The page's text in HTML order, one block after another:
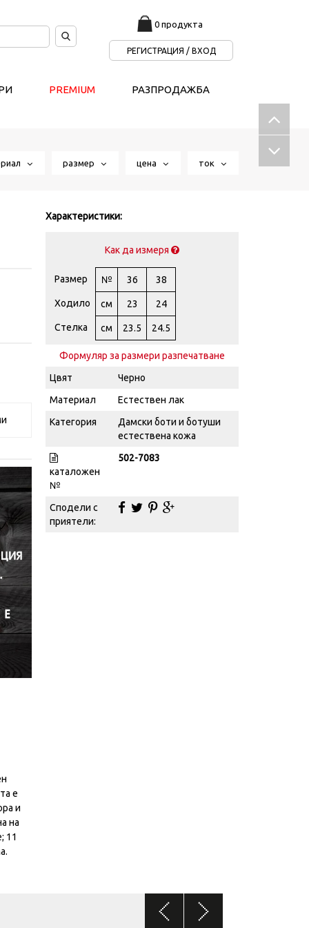
0 продукта
РЕГИСТРАЦИЯ / ВХОД
PREMIUM РАЗПРОДАЖБА
размер цена ток
е
и
на
11
Характеристики:
Как да измеря
Размер № 36 38
Ходило см 23 24
Стелка см 23.5 24.5
Формуляр за размери разпечатване
Цвят
Черно
Материал
Естествен лак
Категория
Дамски боти и ботуши
естествена кожа
каталожен
№
502-7083
Сподели с
приятели: